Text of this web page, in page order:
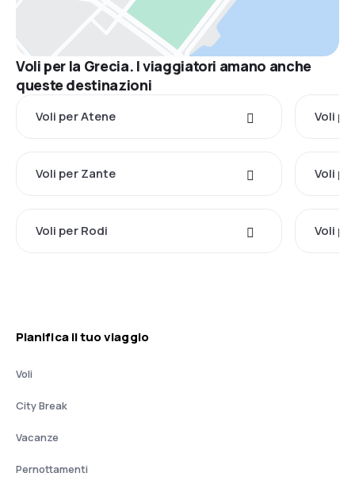
Voli per la Grecia. I viaggiatori amano anche
queste destinazioni
Voli per Atene Voli
Voli per Zante Voli
Voli per Rodi Voli
Pianifica il tuo viaggio
Voli
City Break
Vacanze
Pernottamenti